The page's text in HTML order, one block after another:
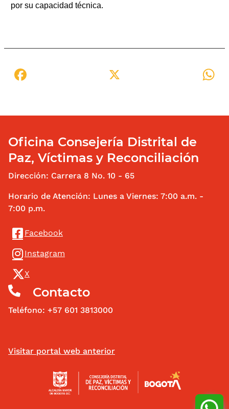
por su capacidad técnica.
Oficina Consejería Distrital de
Paz, Víctimas y Reconciliación
Dirección: Carrera 8 No. 10 - 65
Horario de Atención: Lunes a Viernes: 7:00 a.m. -
7:00 p.m.
Redes Sociales
Facebook
Instagram
X
Contacto
Teléfono: +57 601 3813000
Visitar portal web anterior